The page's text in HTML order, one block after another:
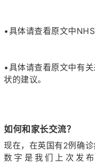
•具体请查看原文中NHS
•具体请查看原文中有
状的建议。
如何和家长交流？
现在，在英国有2例确
数字是我们上次发